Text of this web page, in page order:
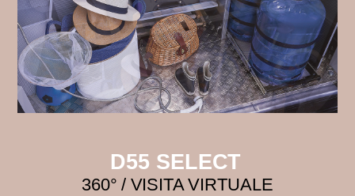
D55 SELECT
360° / VISITA VIRTUALE